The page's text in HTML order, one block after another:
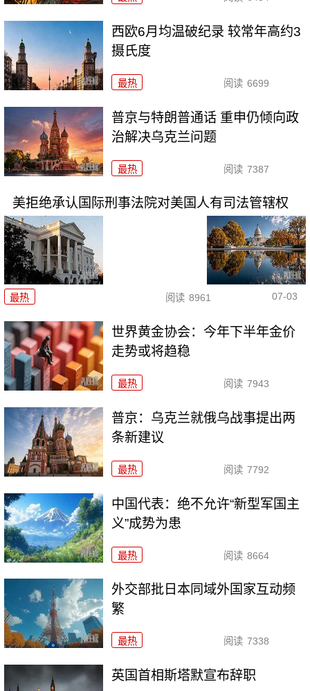
西欧6月均温破纪录 较常年高约3
摄氏度
最热 阅读 6699
普京与特朗普通话 重申仍倾向政
治解决乌克兰问题
最热 阅读 7387
美拒绝承认国际刑事法院对美国人有司法管辖权
最热 阅读 8961 07-03
世界黄金协会：今年下半年金价
走势或将趋稳
最热 阅读 7943
普京：乌克兰就俄乌战事提出两
条新建议
最热 阅读 7792
中国代表：绝不允许“新型军国主
义”成势为患
最热 阅读 8664
外交部批日本同域外国家互动频
繁
最热 阅读 7338
英国首相斯塔默宣布辞职